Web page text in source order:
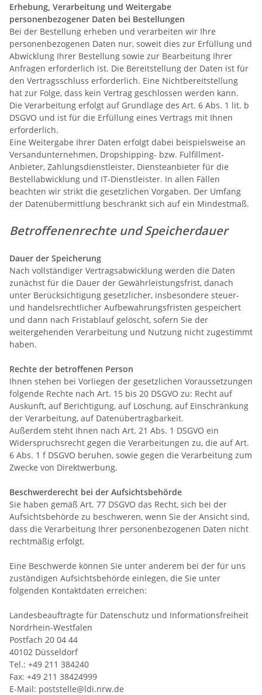
Erhebung, Verarbeitung und Weitergabe
personenbezogener Daten bei Bestellungen
Bei der Bestellung erheben und verarbeiten wir Ihre
personenbezogenen Daten nur, soweit dies zur Erfüllung und
Abwicklung Ihrer Bestellung sowie zur Bearbeitung Ihrer
Anfragen erforderlich ist. Die Bereitstellung der Daten ist für
den Vertragsschluss erforderlich. Eine Nichtbereitstellung
hat zur Folge, dass kein Vertrag geschlossen werden kann.
Die Verarbeitung erfolgt auf Grundlage des Art. 6 Abs. 1 lit. b
DSGVO und ist für die Erfüllung eines Vertrags mit Ihnen
erforderlich.
Eine Weitergabe Ihrer Daten erfolgt dabei beispielsweise an
Versandunternehmen, Dropshipping- bzw. Fulfillment-
Anbieter, Zahlungsdienstleister, Diensteanbieter für die
Bestellabwicklung und IT-Dienstleister. In allen Fällen
beachten wir strikt die gesetzlichen Vorgaben. Der Umfang
der Datenübermittlung beschränkt sich auf ein Mindestmaß.
Betroffenenrechte und Speicherdauer
Dauer der Speicherung
Nach vollständiger Vertragsabwicklung werden die Daten
zunächst für die Dauer der Gewährleistungsfrist, danach
unter Berücksichtigung gesetzlicher, insbesondere steuer-
und handelsrechtlicher Aufbewahrungsfristen gespeichert
und dann nach Fristablauf gelöscht, sofern Sie der
weitergehenden Verarbeitung und Nutzung nicht zugestimmt
haben.
Rechte der betroffenen Person
Ihnen stehen bei Vorliegen der gesetzlichen Voraussetzungen
folgende Rechte nach Art. 15 bis 20 DSGVO zu: Recht auf
Auskunft, auf Berichtigung, auf Löschung, auf Einschränkung
der Verarbeitung, auf Datenübertragbarkeit.
Außerdem steht Ihnen nach Art. 21 Abs. 1 DSGVO ein
Widerspruchsrecht gegen die Verarbeitungen zu, die auf Art.
6 Abs. 1 f DSGVO beruhen, sowie gegen die Verarbeitung zum
Zwecke von Direktwerbung.
Beschwerderecht bei der Aufsichtsbehörde
Sie haben gemäß Art. 77 DSGVO das Recht, sich bei der
Aufsichtsbehörde zu beschweren, wenn Sie der Ansicht sind,
dass die Verarbeitung Ihrer personenbezogenen Daten nicht
rechtmäßig erfolgt.
Eine Beschwerde können Sie unter anderem bei der für uns
zuständigen Aufsichtsbehörde einlegen, die Sie unter
folgenden Kontaktdaten erreichen:
Landesbeauftragte für Datenschutz und Informationsfreiheit
Nordrhein-Westfalen
Postfach 20 04 44
40102 Düsseldorf
Tel.: +49 211 384240
Fax: +49 211 38424999
E-Mail: poststelle@ldi.nrw.de